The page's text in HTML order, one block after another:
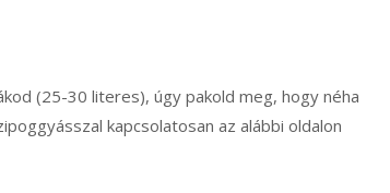
(25-30 literes), úgy pakold meg, hogy néha
kapcsolatosan az alábbi oldalon